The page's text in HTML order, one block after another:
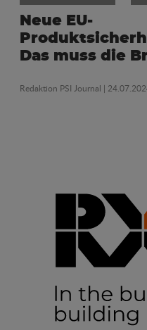
Neue EU-
Das muss die
Redaktion PSI Journal |